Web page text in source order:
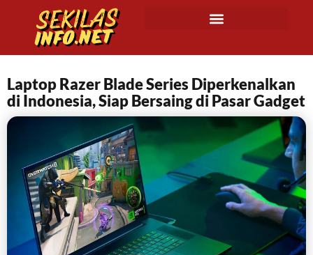
Laptop Razer Blade Series Diperkenalkan
di Indonesia, Siap Bersaing di Pasar Gadget